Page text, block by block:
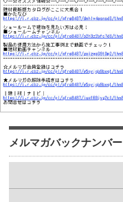
メルマガバックナンバー